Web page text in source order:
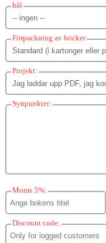
hål
Förpackning av böcker
Projekt:
Synpunkter:
Moms 5%:
Discount code: